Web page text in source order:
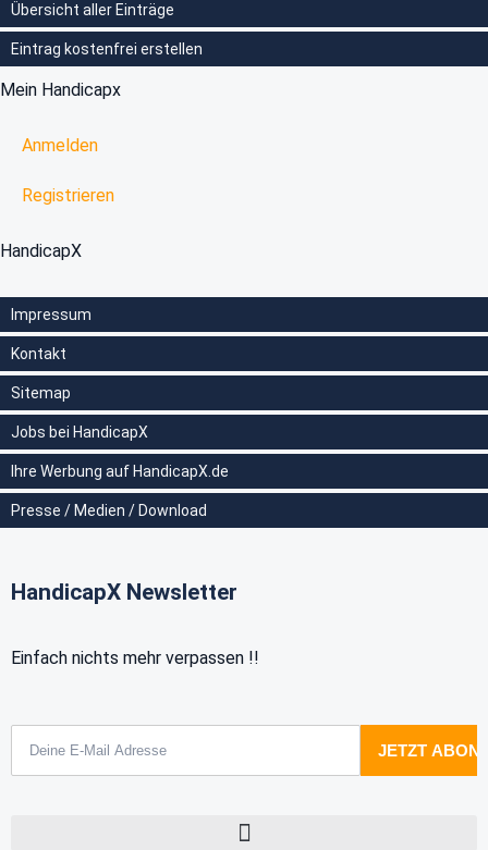
Übersicht aller Einträge
Eintrag kostenfrei erstellen
Mein Handicapx
Anmelden
Registrieren
HandicapX
Impressum
Kontakt
Sitemap
Jobs bei HandicapX
Ihre Werbung auf HandicapX.de
Presse / Medien / Download
HandicapX Newsletter
Einfach nichts mehr verpassen !!